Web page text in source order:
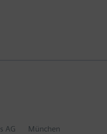
AG München